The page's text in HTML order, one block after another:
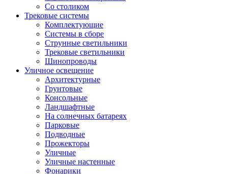
Со столиком
Трековые системы
Комплектующие
Системы в сборе
Струнные светильники
Трековые светильники
Шинопроводы
Уличное освещение
Архитектурные
Грунтовые
Консольные
Ландшафтные
На солнечных батареях
Парковые
Подводные
Прожекторы
Уличные
Уличные настенные
Фонарики